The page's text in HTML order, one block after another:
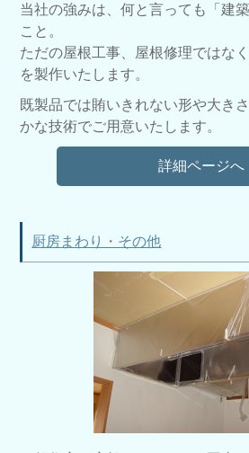
当社の強みは、何と言っても「建
こと。
ただの屋根工事、屋根修理ではな
を製作いたします。
既製品では賄いきれない形や大き
かな技術でご用意いたします。
詳細ページへ
厨房まわり・その他